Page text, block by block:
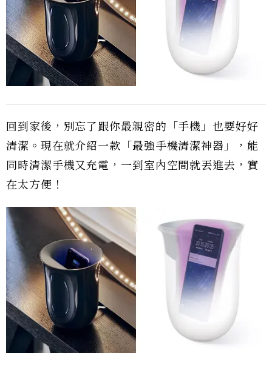
回到家後，別忘了跟你最親密的「手機」也要好好
清潔。現在就介紹一款「最強手機清潔神器」，能
同時清潔手機又充電，一到室內空間就丟進去，實
在太方便！